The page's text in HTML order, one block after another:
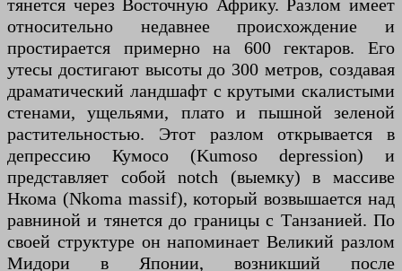
тянется через Восточную Африку. Разлом имеет
относительно недавнее происхождение и
простирается примерно на 600 гектаров. Его
утесы достигают высоты до 300 метров, создавая
драматический ландшафт с крутыми скалистыми
стенами, ущельями, плато и пышной зеленой
растительностью. Этот разлом открывается в
депрессию Кумосо (Kumoso depression) и
представляет собой notch (выемку) в массиве
Нкома (Nkoma massif), который возвышается над
равниной и тянется до границы с Танзанией. По
своей структуре он напоминает Великий разлом
Мидори в Японии, возникший после